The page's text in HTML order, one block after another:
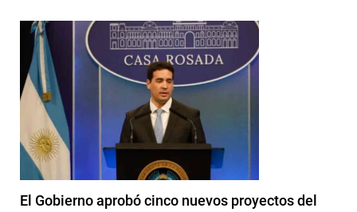
El Gobierno aprobó cinco nuevos proyectos del